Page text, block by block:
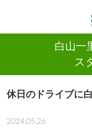
白山一
ス
休日のドライブに
2024.05.26